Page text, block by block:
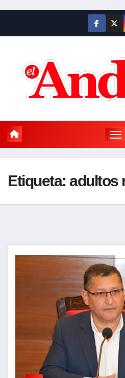
contenido
Etiqueta: adultos